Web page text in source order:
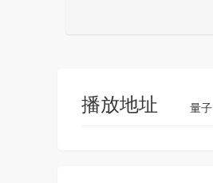
播放地址 量子